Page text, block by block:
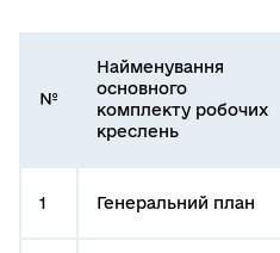
№
Найменування
основного
комплекту робочих
креслень
1 Генеральний план